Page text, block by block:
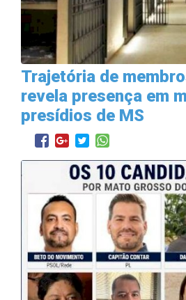
Trajetória de
revela presença em
presídios de MS